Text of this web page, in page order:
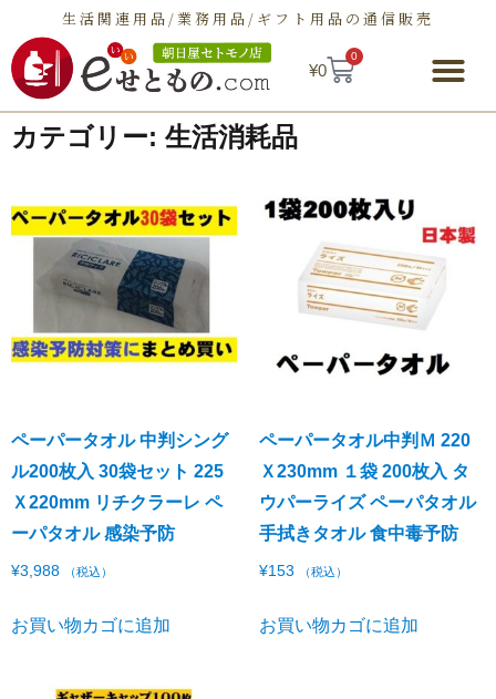
生活関連用品/業務用品/ギフト用品の通信販売
¥0
0
カテゴリー: 生活消耗品
ペーパータオル 中判シング
ル200枚入 30袋セット 225
Ｘ220mm リチクラーレ ペ
ーパタオル 感染予防
¥3,988 （税込）
お買い物カゴに追加
ペーパータオル中判Ｍ 220
Ｘ230mm １袋 200枚入 タ
ウパーライズ ペーパタオル
手拭きタオル 食中毒予防
¥153 （税込）
お買い物カゴに追加